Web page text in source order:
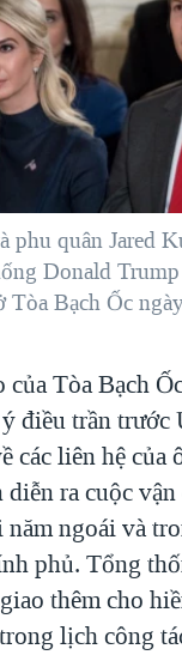
NGOẠI
CỬ 2024
TRANH TẠI DẢI
& CON ĐƯỜNG
GIỚI
– XƯA VÀ NAY
AFGHANISTAN
TRUMP-KIM TẠI
VS. CHÍNH PHỦ
VÀ LÀN SÓNG TRỘM
LỘ: TIẾNG VỌNG TỪ
MỸ
phu quân Jared
Donald
Tòa Bạch Ốc
của Tòa Bạch
điều trần trước
các liên hệ của
ra cuộc
ngoái và
phủ. Tổng
thêm cho
lịch công